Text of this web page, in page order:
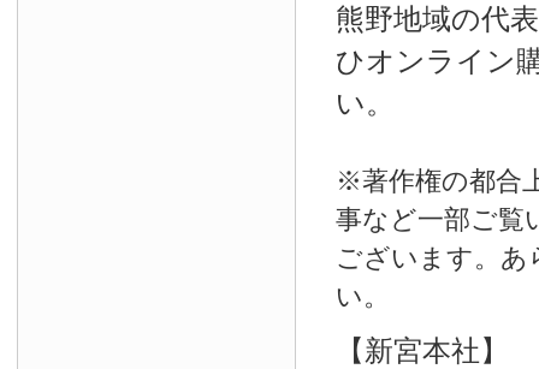
熊野地域の代
ひオンライン
い。
※著作権の都合
事など一部ご覧
ございます。あ
い。
【新宮本社】